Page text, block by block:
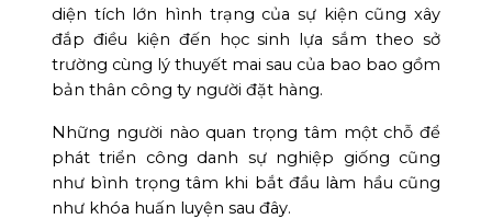
diện tích lớn hình trạng của sự kiện cũng xây
đắp điều kiện đến học sinh lựa sắm theo sở
trường cùng lý thuyết mai sau của bao bao gồm
bản thân công ty người đặt hàng.
Những người nào quan trọng tâm một chỗ để
phát triển công danh sự nghiệp giống cũng
như bình trọng tâm khi bắt đầu làm hầu cũng
như khóa huấn luyện sau đây.